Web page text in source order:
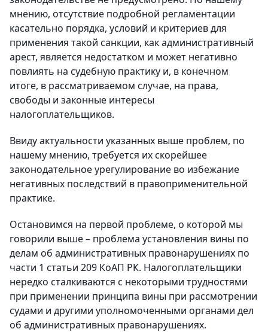
мнению, отсутствие подробной регламентации
касательно порядка, условий и критериев для
применения такой санкции, как административный
арест, является недостатком и может негативно
повлиять на судебную практику и, в конечном
итоге, в рассматриваемом случае, на права,
свободы и законные интересы
налогоплательщиков.
Ввиду актуальности указанных выше проблем, по
нашему мнению, требуется их скорейшее
законодательное урегулирование во избежание
негативных последствий в правоприменительной
практике.
Остановимся на первой проблеме, о которой мы
говорили выше – проблема установления вины по
делам об административных правонарушениях по
части 1 статьи 209 КоАП РК. Налогоплательщики
нередко сталкиваются с некоторыми трудностями
при применении принципа вины при рассмотрении
судами и другими уполномоченными органами дел
об административных правонарушениях.